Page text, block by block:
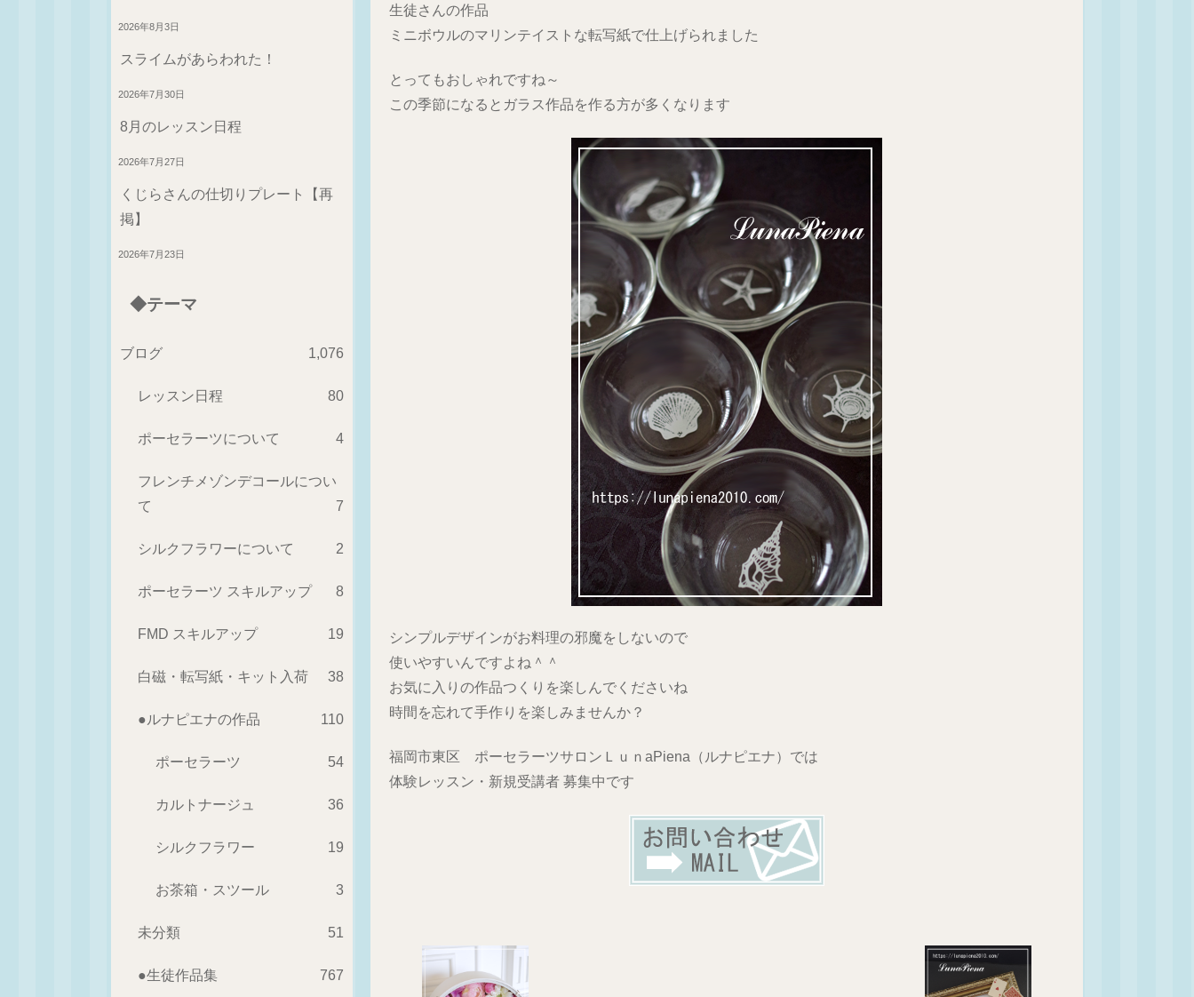
生徒さんの作品
ミニボウルのマリンテイストな転写紙で仕上げられました
とってもおしゃれですね～
この季節になるとガラス作品を作る方が多くなります
シンプルデザインがお料理の邪魔をしないので
使いやすいんですよね＾＾
お気に入りの作品つくりを楽しんでくださいね
時間を忘れて手作りを楽しみませんか？
福岡市東区 ポーセラーツサロンＬｕｎaPiena（ルナピエナ）では
体験レッスン・新規受講者 募集中です
2026年8月3日
スライムがあらわれた！
2026年7月30日
8月のレッスン日程
2026年7月27日
くじらさんの仕切りプレート【再
掲】
2026年7月23日
◆テーマ
ブログ 1,076
レッスン日程 80
ポーセラーツについて 4
フレンチメゾンデコールについ
て
7
シルクフラワーについて 2
ポーセラーツ スキルアップ 8
FMD スキルアップ 19
白磁・転写紙・キット入荷 38
●ルナピエナの作品 110
ポーセラーツ 54
カルトナージュ 36
シルクフラワー 19
お茶箱・スツール 3
未分類 51
●生徒作品集 767